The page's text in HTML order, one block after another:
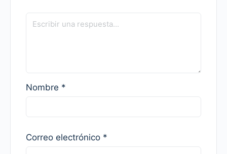
Nombre *
Correo electrónico *